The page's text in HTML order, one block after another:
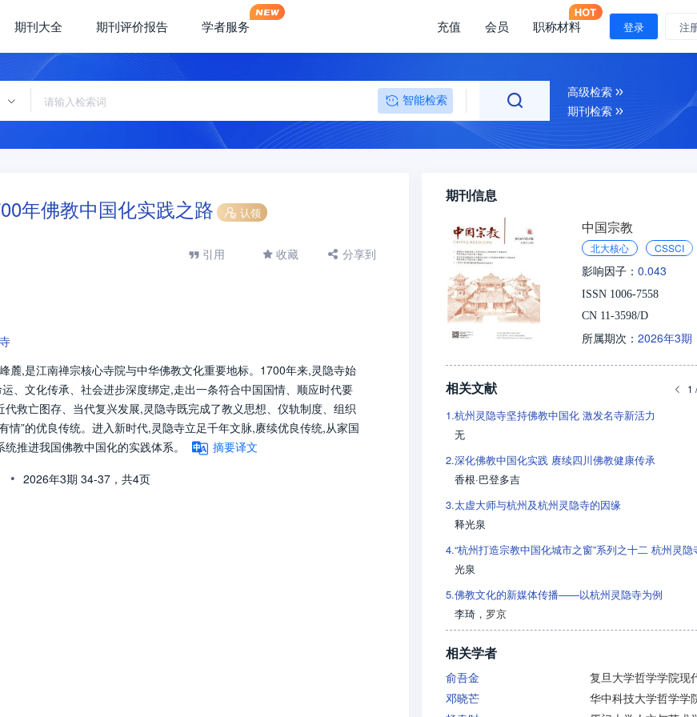
期刊大全 期刊评价报告 学者服务 充值 会员 职称材料 登录 注
智能检索
高级检索
期刊检索
年佛教中国化实践之路 认领
引用 收藏 分享到
麓,是江南禅宗核心寺院与中华佛教文化重要地标。1700年来,灵隐寺始
、文化传承、社会进步深度绑定,走出一条符合中国国情、顺应时代要
救亡图存、当代复兴发展,灵隐寺既完成了教义思想、仪轨制度、组织
情”的优良传统。进入新时代,灵隐寺立足千年文脉,赓续优良传统,从家国
推进我国佛教中国化的实践体系。
摘要译文
• 2026年3期 34-37， 共4页
期刊信息
中国宗教
北大核心 CSSCI
影响因子： 0.043
ISSN 1006-7558
CN 11-3598/D
所属期次： 2026年3期
相关文献 1
1.杭州灵隐寺坚持佛教中国化 激发名寺新活力
无
2.深化佛教中国化实践 赓续四川佛教健康传承
香根·巴登多吉
3.太虚大师与杭州及杭州灵隐寺的因缘
释光泉
4.
光泉
5.佛教文化的新媒体传播——以杭州灵隐寺为例
李琦 ， 罗京
相关学者
俞吾金
邓晓芒
华中科技大学哲学学